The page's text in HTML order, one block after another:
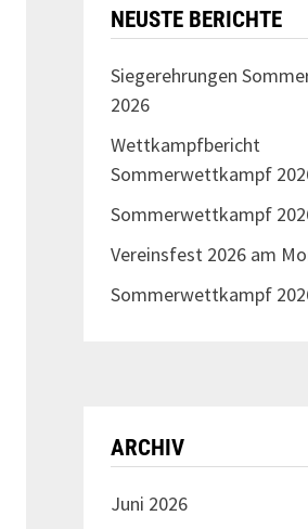
NEUSTE BERICHTE
Siegerehrungen
2026
Wettkampfbericht
Sommerwettkampf
Sommerwettkampf
Vereinsfest 2026 am
Sommerwettkampf
ARCHIV
Juni 2026